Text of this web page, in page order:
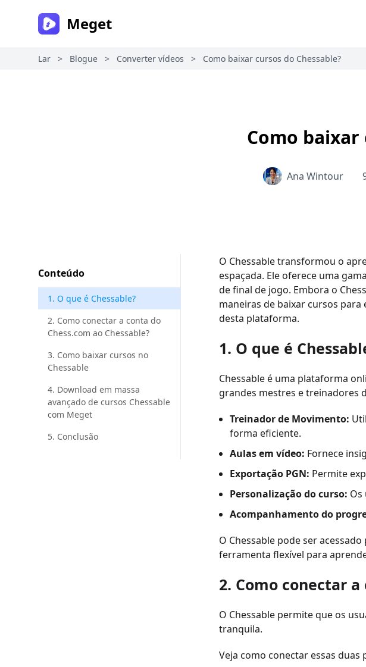
Meget
Lar > Blogue > Converter vídeos > Como baixar cursos do Chessable?
Como baixar
Ana Wintour
Conteúdo
1. O que é Chessable?
2. Como conectar a conta do
Chess.com ao Chessable?
3. Como baixar cursos no
Chessable
4. Download em massa
avançado de cursos Chessable
com Meget
5. Conclusão
O Chessable transformou o
espaçada. Ele oferece uma
de final de jogo. Embora o
maneiras de baixar cursos
desta plataforma.
1. O que é
Chessable é uma plataforma
grandes mestres e treinadores
Treinador de Movimento:
forma eficiente.
Aulas em vídeo: Fornece
Exportação PGN: Permite
Personalização do curso: Os
Acompanhamento do
O Chessable pode ser
ferramenta flexível para
2. Como conectar a
O Chessable permite que os
tranquila.
Veja como conectar essas duas